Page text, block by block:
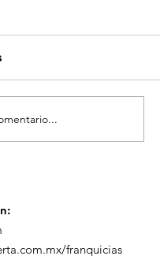
en la
franquicias